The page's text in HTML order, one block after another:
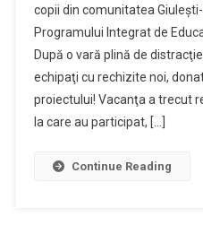
copii din comunitatea
Programului Integrat de
După o vară plină de
echipaţi cu rechizite noi,
proiectului! Vacanţa a trecut
la care au participat, […]
Continue Reading